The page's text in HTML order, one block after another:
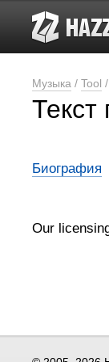
Музыка / Tool /
Биография
Our